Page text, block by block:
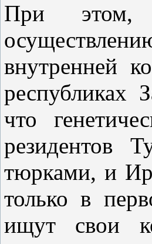
При этом,
внутренней
республиках
что
резидентов
тюрками, и
только в
ищут свои